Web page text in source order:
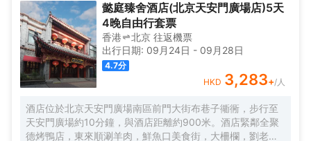
懿庭臻舍酒店(北京天安門廣場店)5天
4晚自由行套票
香港 北京 往返機票
出行日期: 09月24日 - 09月28日
4.7分
HKD 3,283+/人
酒店位於北京天安門廣場南區前門大街布巷子衚衕，步行至
天安門廣場約10分鐘，與酒店距離約900米。酒店緊鄰全聚
德烤鴨店，東來順涮羊肉，鮮魚口美食街，大柵欄，劉老根